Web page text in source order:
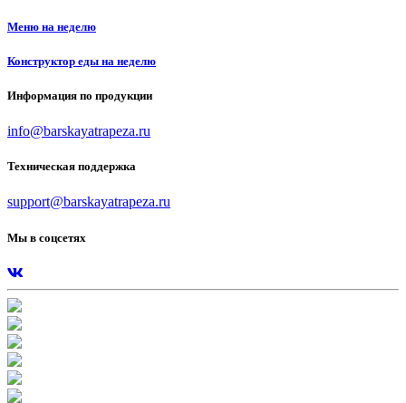
Меню на неделю
Конструктор еды на неделю
Информация по продукции
info@barskayatrapeza.ru
Техническая поддержка
support@barskayatrapeza.ru
Мы в соцсетях